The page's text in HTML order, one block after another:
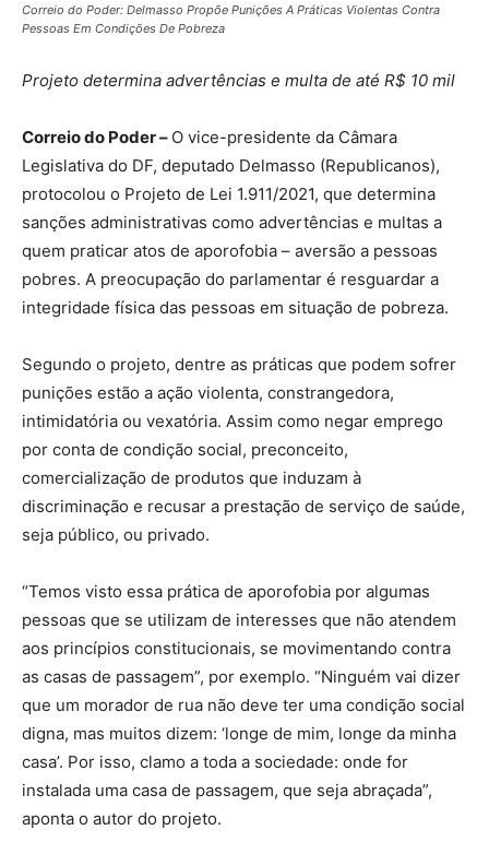
Correio do Poder: Delmasso Propõe Punições A Práticas Violentas Contra
Pessoas Em Condições De Pobreza
Projeto determina advertências e multa de até R$ 10 mil
Correio do Poder – O vice-presidente da Câmara
Legislativa do DF, deputado Delmasso (Republicanos),
protocolou o Projeto de Lei 1.911/2021, que determina
sanções administrativas como advertências e multas a
quem praticar atos de aporofobia – aversão a pessoas
pobres. A preocupação do parlamentar é resguardar a
integridade física das pessoas em situação de pobreza.
Segundo o projeto, dentre as práticas que podem sofrer
punições estão a ação violenta, constrangedora,
intimidatória ou vexatória. Assim como negar emprego
por conta de condição social, preconceito,
comercialização de produtos que induzam à
discriminação e recusar a prestação de serviço de saúde,
seja público, ou privado.
“Temos visto essa prática de aporofobia por algumas
pessoas que se utilizam de interesses que não atendem
aos princípios constitucionais, se movimentando contra
as casas de passagem”, por exemplo. “Ninguém vai dizer
que um morador de rua não deve ter uma condição social
digna, mas muitos dizem: ‘longe de mim, longe da minha
casa’. Por isso, clamo a toda a sociedade: onde for
instalada uma casa de passagem, que seja abraçada”,
aponta o autor do projeto.